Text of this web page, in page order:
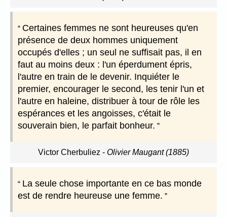
Certaines femmes ne sont heureuses qu'en
présence de deux hommes uniquement
occupés d'elles ; un seul ne suffisait pas, il en
faut au moins deux : l'un éperdument épris,
l'autre en train de le devenir. Inquiéter le
premier, encourager le second, les tenir l'un et
l'autre en haleine, distribuer à tour de rôle les
espérances et les angoisses, c'était le
souverain bien, le parfait bonheur.
Victor Cherbuliez - Olivier Maugant (1885)
La seule chose importante en ce bas monde
est de rendre heureuse une femme.